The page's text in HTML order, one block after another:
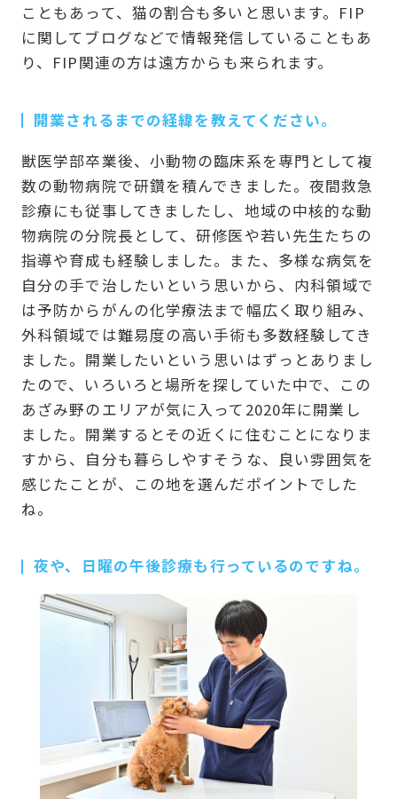
こともあって、猫の割合も多いと思います。FIP
に関してブログなどで情報発信していることもあ
り、FIP関連の方は遠方からも来られます。
開業されるまでの経緯を教えてください。
獣医学部卒業後、小動物の臨床系を専門として複
数の動物病院で研鑽を積んできました。夜間救急
診療にも従事してきましたし、地域の中核的な動
物病院の分院長として、研修医や若い先生たちの
指導や育成も経験しました。また、多様な病気を
自分の手で治したいという思いから、内科領域で
は予防からがんの化学療法まで幅広く取り組み、
外科領域では難易度の高い手術も多数経験してき
ました。開業したいという思いはずっとありまし
たので、いろいろと場所を探していた中で、この
あざみ野のエリアが気に入って2020年に開業し
ました。開業するとその近くに住むことになりま
すから、自分も暮らしやすそうな、良い雰囲気を
感じたことが、この地を選んだポイントでした
ね。
夜や、日曜の午後診療も行っているのですね。